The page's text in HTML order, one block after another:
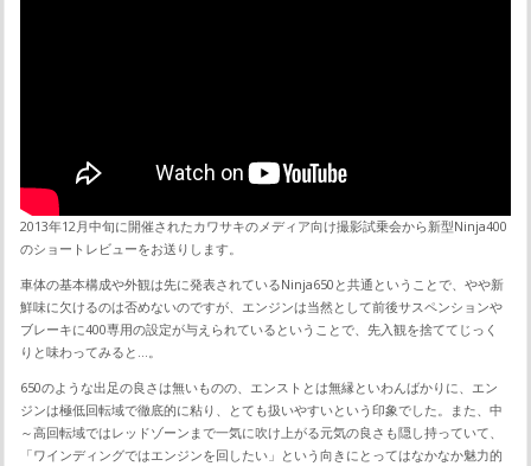
2013年12月中旬に開催されたカワサキのメディア向け撮影試乗会から新型Ninja400
のショートレビューをお送りします。
車体の基本構成や外観は先に発表されているNinja650と共通ということで、やや新
鮮味に欠けるのは否めないのですが、エンジンは当然として前後サスペンションや
ブレーキに400専用の設定が与えられているということで、先入観を捨ててじっく
りと味わってみると…。
650のような出足の良さは無いものの、エンストとは無縁といわんばかりに、エン
ジンは極低回転域で徹底的に粘り、とても扱いやすいという印象でした。また、中
～高回転域ではレッドゾーンまで一気に吹け上がる元気の良さも隠し持っていて、
「ワインディングではエンジンを回したい」という向きにとってはなかなか魅力的